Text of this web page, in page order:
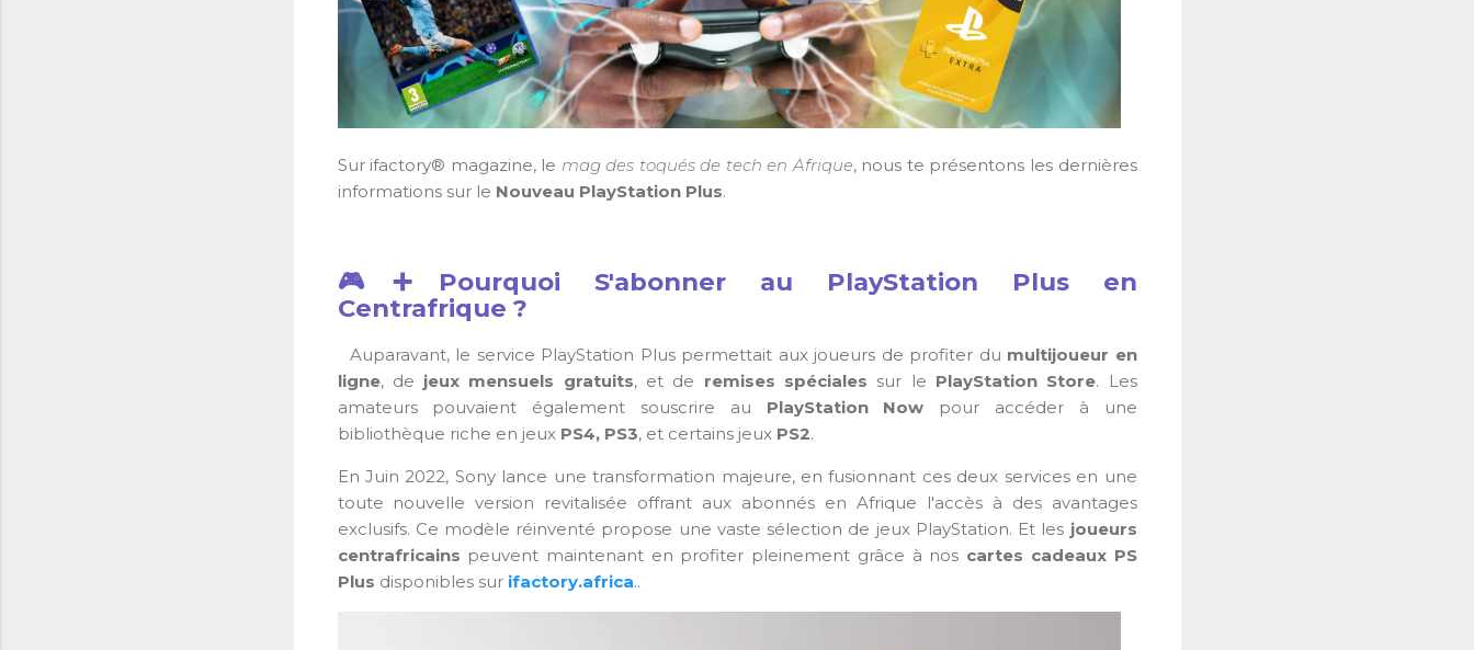
Sur ifactory® magazine, le mag des toqués de tech en Afrique, nous te présentons les dernières
informations sur le Nouveau PlayStation Plus.
🎮➕Pourquoi S'abonner au PlayStation Plus en
Centrafrique ?
Auparavant, le service PlayStation Plus permettait aux joueurs de profiter du multijoueur en
ligne, de jeux mensuels gratuits, et de remises spéciales sur le PlayStation Store. Les
amateurs pouvaient également souscrire au PlayStation Now pour accéder à une
bibliothèque riche en jeux PS4, PS3, et certains jeux PS2.
En Juin 2022, Sony lance une transformation majeure, en fusionnant ces deux services en une
toute nouvelle version revitalisée offrant aux abonnés en Afrique l'accès à des avantages
exclusifs. Ce modèle réinventé propose une vaste sélection de jeux PlayStation. Et les joueurs
centrafricains peuvent maintenant en profiter pleinement grâce à nos cartes cadeaux PS
Plus disponibles sur ifactory.africa..